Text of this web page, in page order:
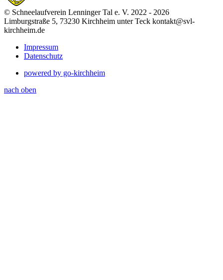
© Schneelaufverein Lenninger Tal e. V. 2022 - 2026
Limburgstraße 5, 73230 Kirchheim unter Teck kontakt@svl-
kirchheim.de
Impressum
Datenschutz
powered by go-kirchheim
nach oben